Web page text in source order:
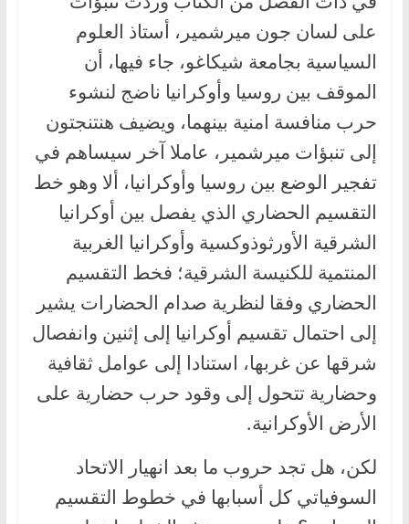
على لسان جون ميرشمير، أستاذ العلوم
السياسية بجامعة شيكاغو، جاء فيها، أن
الموقف بين روسيا وأوكرانيا ناضج لنشوء
حرب منافسة امنية بينهما، ويضيف هنتنجتون
إلى تنبؤات ميرشمير، عاملا آخر سيساهم في
تفجير الوضع بين روسيا وأوكرانيا، ألا وهو خط
التقسيم الحضاري الذي يفصل بين أوكرانيا
الشرقية الأورثوذوكسية وأوكرانيا الغربية
المنتمية للكنيسة الشرقية؛ فخط التقسيم
الحضاري وفقا لنظرية صدام الحضارات يشير
إلى احتمال تقسيم أوكرانيا إلى إثنين وانفصال
شرقها عن غربها، استنادا إلى عوامل ثقافية
وحضارية تتحول إلى وقود حرب حضارية على
الأرض الأوكرانية.
لكن، هل تجد حروب ما بعد انهيار الاتحاد
السوفياتي كل أسبابها في خطوط التقسيم